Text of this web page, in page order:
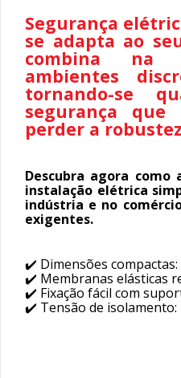
Segurança
se adapta ao
combina na
ambientes
tornando-se
segurança que
perder a
Descubra agora como
instalação elétrica
indústria e no
exigentes.
✔️ Dimensões compactas:
✔️ Membranas elásticas
✔️ Fixação fácil com
✔️ Tensão de isolamento: